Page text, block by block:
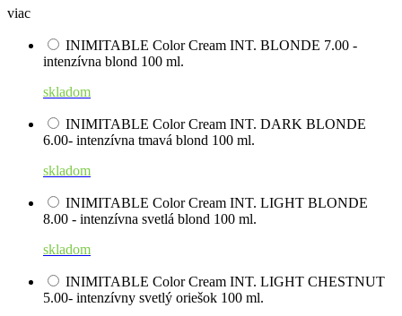
viac
INIMITABLE Color Cream INT. BLONDE 7.00 -
intenzívna blond 100 ml.
skladom
INIMITABLE Color Cream INT. DARK BLONDE
6.00- intenzívna tmavá blond 100 ml.
skladom
INIMITABLE Color Cream INT. LIGHT BLONDE
8.00 - intenzívna svetlá blond 100 ml.
skladom
INIMITABLE Color Cream INT. LIGHT CHESTNUT
5.00- intenzívny svetlý oriešok 100 ml.